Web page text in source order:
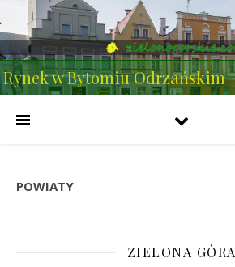
Rynek w Bytomiu Odrzańskim
POWIATY
ZIELONA GÓRA